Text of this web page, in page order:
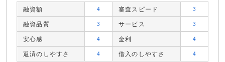
融資額 4 審査スピード 3
融資品質 3 サービス 3
安心感 4 金利 4
返済のしやすさ 4 借入のしやすさ 4